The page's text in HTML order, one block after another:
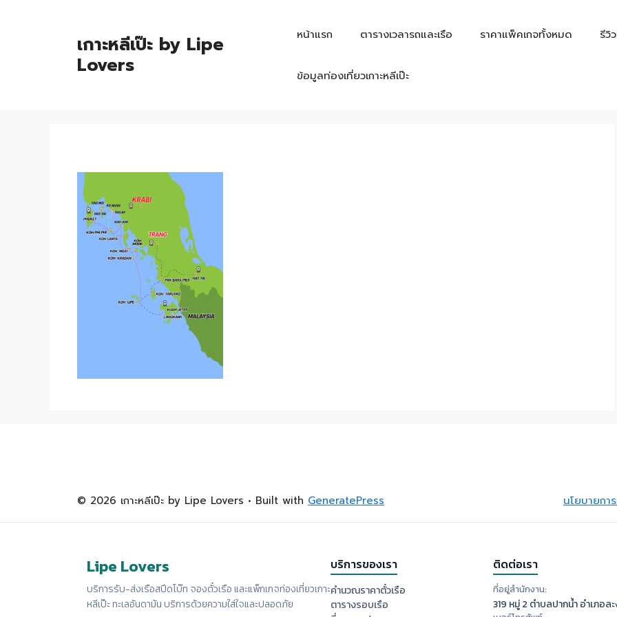
เกาะหลีเป๊ะ by Lipe
Lovers
หน้าแรก ตารางเวลารถและเรือ ราคาแพ็คเกจทั้งหมด รีวิ
ข้อมูลท่องเที่ยวเกาะหลีเป๊ะ
นโยบายกา
© 2026 เกาะหลีเป๊ะ by Lipe Lovers • Built with GeneratePress
Lipe Lovers
บริการรับ-ส่งเรือสปีดโบ๊ท จองตั๋วเรือ และแพ็กเกจท่องเที่ยวเกาะ
หลีเป๊ะ ทะเลอันดามัน บริการด้วยความใส่ใจและปลอดภัย
บริการของเรา
คำนวณราคาตั๋วเรือ
ตารางรอบเรือ
ติดต่อเรา
ที่อยู่สำนักงาน:
319 หมู่ 2 ตำบลปากน้ำ อำเภอล